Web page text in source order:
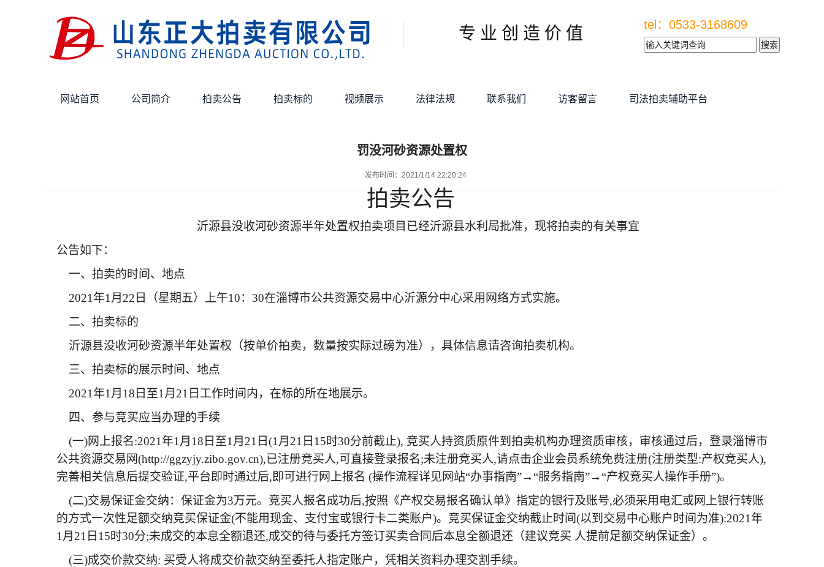
专 业 创 造 价 值 tel：0533-3168609
网站首页 公司简介 拍卖公告 拍卖标的 视频展示 法律法规 联系我们 访客留言 司法拍卖辅助平台
罚没河砂资源处置权
发布时间：2021/1/14 22:20:24
拍卖公告
沂源县没收河砂资源半年处置权拍卖项目已经沂源县水利局批准，现将拍卖的有关事宜
公告如下：
一、拍卖的时间、地点
2021年1月22日（星期五）上午10：30在淄博市公共资源交易中心沂源分中心采用网络方式实施。
二、拍卖标的
沂源县没收河砂资源半年处置权（按单价拍卖，数量按实际过磅为准），具体信息请咨询拍卖机构。
三、拍卖标的展示时间、地点
2021年1月18日至1月21日工作时间内，在标的所在地展示。
四、参与竞买应当办理的手续
(一)网上报名:2021年1月18日至1月21日(1月21日15时30分前截止), 竞买人持资质原件到拍卖机构办理资质审核，审核通过后，登录淄博市
公共资源交易网(http://ggzyjy.zibo.gov.cn),已注册竞买人,可直接登录报名;未注册竞买人,请点击企业会员系统免费注册(注册类型:产权竞买人),
完善相关信息后提交验证,平台即时通过后,即可进行网上报名 (操作流程详见网站“办事指南”→“服务指南”→“产权竞买人操作手册”)。
(二)交易保证金交纳：保证金为3万元。竞买人报名成功后,按照《产权交易报名确认单》指定的银行及账号,必须采用电汇或网上银行转账
的方式一次性足额交纳竞买保证金(不能用现金、支付宝或银行卡二类账户)。竞买保证金交纳截止时间(以到交易中心账户时间为准):2021年
1月21日15时30分;未成交的本息全额退还,成交的待与委托方签订买卖合同后本息全额退还（建议竞买 人提前足额交纳保证金）。
(三)成交价款交纳: 买受人将成交价款交纳至委托人指定账户，凭相关资料办理交割手续。